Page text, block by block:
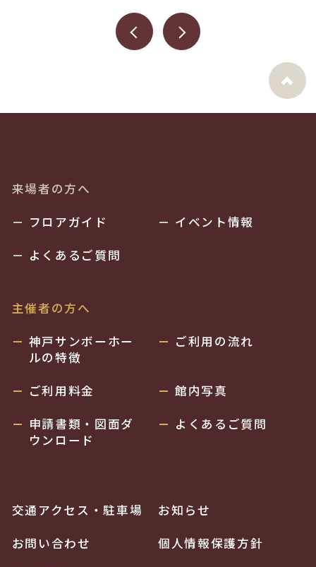
来場者の方へ
フロアガイド
イベント情報
よくあるご質問
主催者の方へ
神戸サンボーホー
ルの特徴
ご利用の流れ
ご利用料金
館内写真
申請書類・図面ダ
ウンロード
よくあるご質問
交通アクセス・駐車場
お知らせ
お問い合わせ
個人情報保護方針